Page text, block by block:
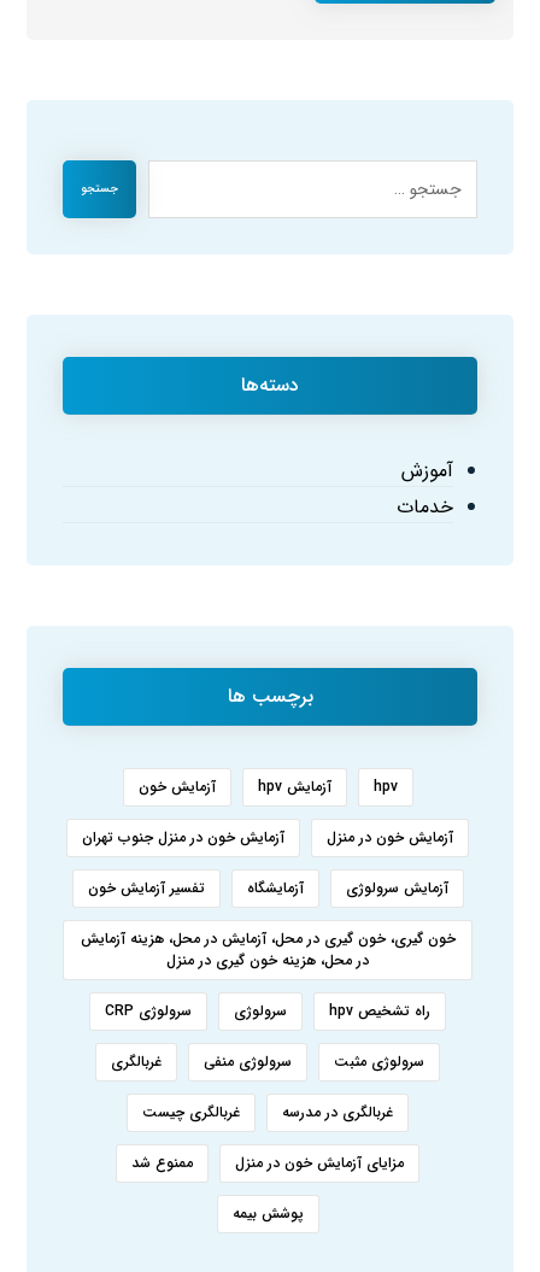
جستجو
دسته‌ها
آموزش
خدمات
برچسب ها
hpv آزمایش hpv آزمایش خون
آزمایش خون در منزل آزمایش خون در منزل جنوب تهران
آزمایش سرولوژی آزمایشگاه تفسیر آزمایش خون
خون گیری، خون گیری در محل، آزمایش در محل، هزینه آزمایش
در محل، هزینه خون گیری در منزل
راه تشخیص hpv سرولوژی سرولوژی CRP
سرولوژی مثبت سرولوژی منفی غربالگری
غربالگری در مدرسه غربالگری چیست
مزایای آزمایش خون در منزل ممنوع شد
پوشش بیمه